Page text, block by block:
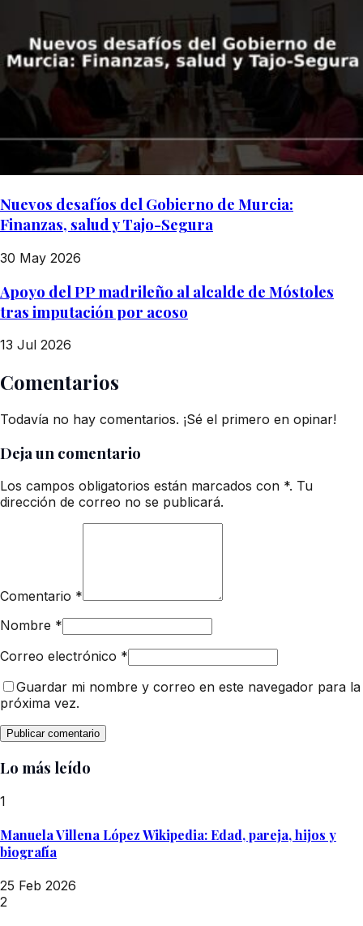
Nuevos desafíos del Gobierno de Murcia:
Finanzas, salud y Tajo-Segura
30 May 2026
Apoyo del PP madrileño al alcalde de Móstoles
tras imputación por acoso
13 Jul 2026
Comentarios
Todavía no hay comentarios. ¡Sé el primero en opinar!
Deja un comentario
Los campos obligatorios están marcados con *. Tu
dirección de correo no se publicará.
Comentario *
Nombre *
Correo electrónico *
Guardar mi nombre y correo en este navegador para la
próxima vez.
Lo más leído
1
Manuela Villena López Wikipedia: Edad, pareja, hijos y
biografía
25 Feb 2026
2